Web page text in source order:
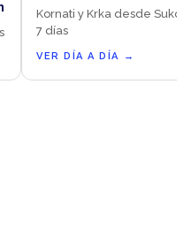
Kornati y Krka desde
7 días
VER DÍA A DÍA →